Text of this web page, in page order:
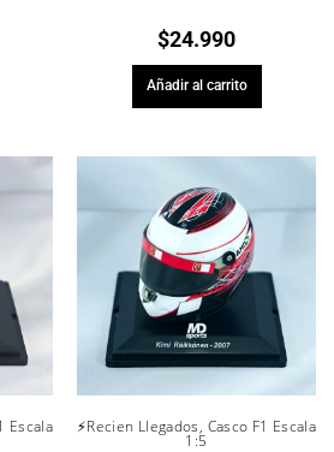
$24.990
Añadir al carrito
Escala ⚡Recien Llegados, Casco F1 Escala
1:5